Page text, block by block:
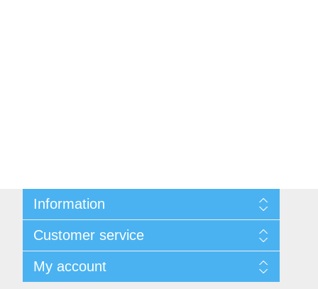
Information
Voorwaarden
Over Josephiena
Contact us
Customer service
Recently viewed products
My account